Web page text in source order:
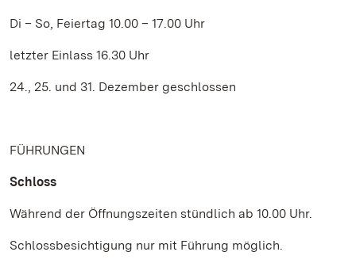
Di – So, Feiertag 10.00 – 17.00 Uhr
letzter Einlass 16.30 Uhr
24., 25. und 31. Dezember geschlossen
FÜHRUNGEN
Schloss
Während der Öffnungszeiten stündlich ab 10.00 Uhr.
Schlossbesichtigung nur mit Führung möglich.